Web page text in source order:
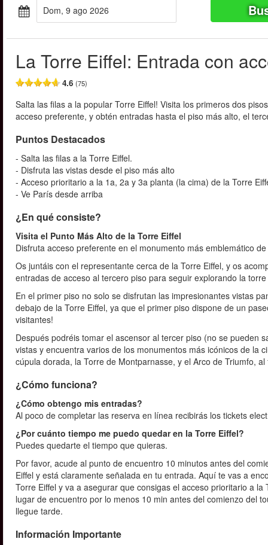
dom, 9 ago 2026
La Torre Eiffel: Entrada con
4.6 (75)
Salta las filas a la popular Torre Eiffel! Visita los primeros dos
acceso preferente, y obtén entradas hasta el piso más alto, el
Puntos Destacados
- Salta las filas a la Torre Eiffel.
- Disfruta las vistas desde el piso más alto
- Acceso prioritario a la 1a, 2a y 3a planta (la cima) de la Torre
- Ve París desde arriba
¿En qué consiste?
Visita el Punto Más Alto de la Torre Eiffel
Disfruta acceso preferente en el monumento más emblemático
Os juntáis con el representante cerca de la Torre Eiffel, y os
entradas de acceso al tercero piso para seguir explorando la
En el primer piso no solo se disfrutan las impresionantes vistas
debajo de la Torre Eiffel, ya que el primer piso dispone de un
visitantes!
Después podréis tomar el ascensor al tercer piso (no se pueden
vistas y encuentra varios de los monumentos más icónicos de la
cúpula dorada, la Torre de Montparnasse, y el Arco de Triumfo,
¿Cómo funciona?
¿Cómo obtengo mis entradas?
Al poco de completar las reserva en línea recibirás los tickets
¿Por cuánto tiempo me puedo quedar en la Torre Eiffel?
Puedes quedarte el tiempo que quieras.
Por favor, acude al punto de encuentro 10 minutos antes del
Eiffel y está claramente señalada en tu entrada. Aquí te vas a
Torre Eiffel y va a asegurar que consigas el acceso prioritario a
lugar de encuentro por lo menos 10 min antes del comienzo del
llegue tarde.
Información Importante